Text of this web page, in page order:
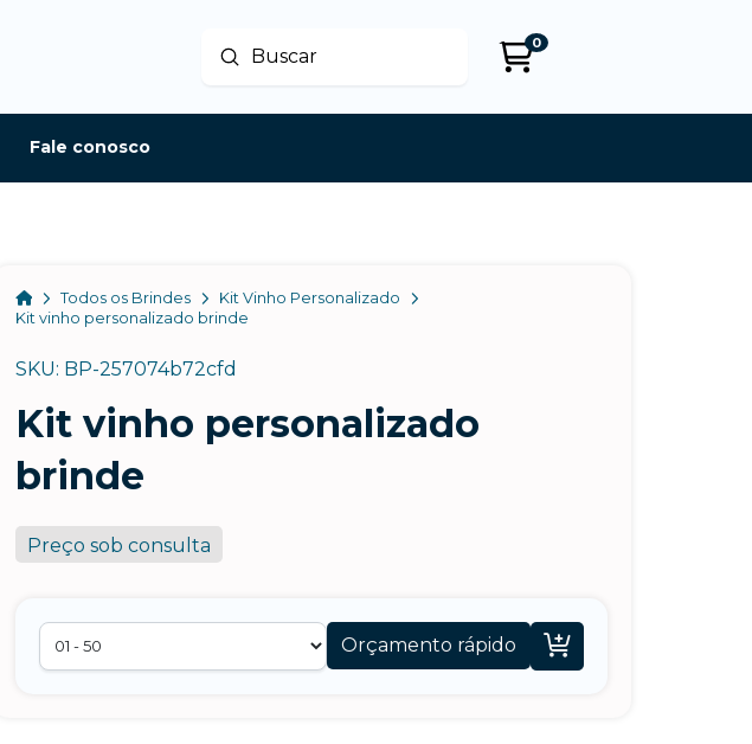
Buscar
Enviar
0
Fale conosco
HomeTodos os Brindes
Kit Vinho Personalizado
Kit vinho personalizado brinde
SKU: BP-257074b72cfd
Kit vinho personalizado
brinde
Preço sob consulta
Orçamento rápido 